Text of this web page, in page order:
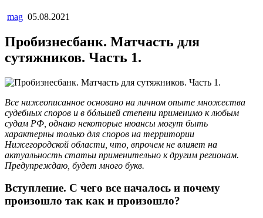
mag 05.08.2021
Пробизнесбанк. Матчасть для
сутяжников. Часть 1.
Все нижеописанное основано на личном опыте множества
судебных споров и в бóльшей степени применимо к любым
судам РФ, однако некоторые нюансы могут быть
характерны только для споров на территории
Нижегородской области, что, впрочем не влияет на
актуальность статьи применительно к другим регионам.
Предупреждаю, будет много букв.
Вступление. С чего все началось и почему
произошло так как и произошло?